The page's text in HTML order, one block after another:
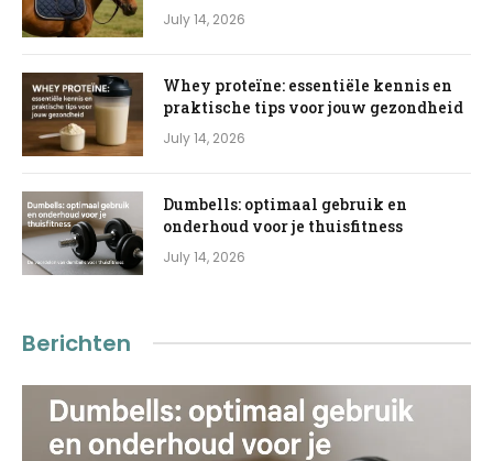
July 14, 2026
Whey proteïne: essentiële kennis en
praktische tips voor jouw gezondheid
July 14, 2026
Dumbells: optimaal gebruik en
onderhoud voor je thuisfitness
July 14, 2026
Berichten